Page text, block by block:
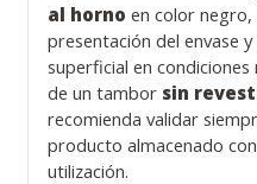
al horno en color
presentación del envase
superficial en
de un tambor sin
recomienda validar
producto almacenado
utilización.